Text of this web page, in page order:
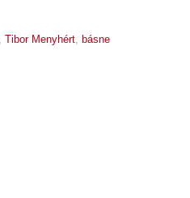
Tibor Menyhért básne